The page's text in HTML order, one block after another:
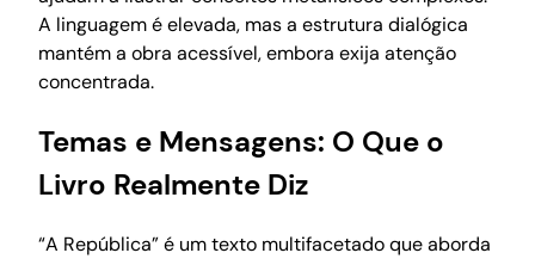
A linguagem é elevada, mas a estrutura dialógica
mantém a obra acessível, embora exija atenção
concentrada.
Temas e Mensagens: O Que o
Livro Realmente Diz
“A República” é um texto multifacetado que aborda